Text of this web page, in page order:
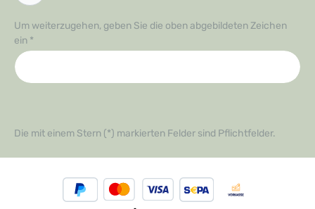
Um weiterzugehen, geben Sie die oben abgebildeten Zeichen
ein *
Die mit einem Stern (*) markierten Felder sind Pflichtfelder.